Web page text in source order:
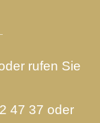
rufen Sie
47 37 oder